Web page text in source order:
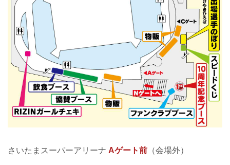
さいたまスーパーアリーナ Aゲート前 （会場外）